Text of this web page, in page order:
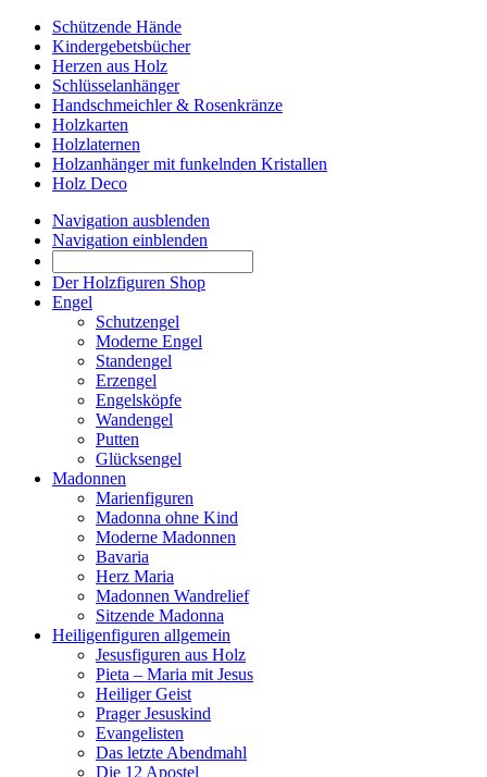
Schützende Hände
Kindergebetsbücher
Herzen aus Holz
Schlüsselanhänger
Handschmeichler & Rosenkränze
Holzkarten
Holzlaternen
Holzanhänger mit funkelnden Kristallen
Holz Deco
Navigation ausblenden
Navigation einblenden
Der Holzfiguren Shop
Engel
Schutzengel
Moderne Engel
Standengel
Erzengel
Engelsköpfe
Wandengel
Putten
Glücksengel
Madonnen
Marienfiguren
Madonna ohne Kind
Moderne Madonnen
Bavaria
Herz Maria
Madonnen Wandrelief
Sitzende Madonna
Heiligenfiguren allgemein
Jesusfiguren aus Holz
Pieta – Maria mit Jesus
Heiliger Geist
Prager Jesuskind
Evangelisten
Das letzte Abendmahl
Die 12 Apostel